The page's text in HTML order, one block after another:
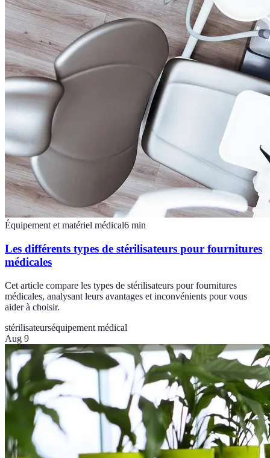
Équipement et matériel médical6 min
Les différents types de stérilisateurs pour fournitures
médicales
Cet article compare les types de stérilisateurs pour fournitures
médicales, analysant leurs avantages et inconvénients pour vous
aider à choisir.
stérilisateurséquipement médical
Aug 9